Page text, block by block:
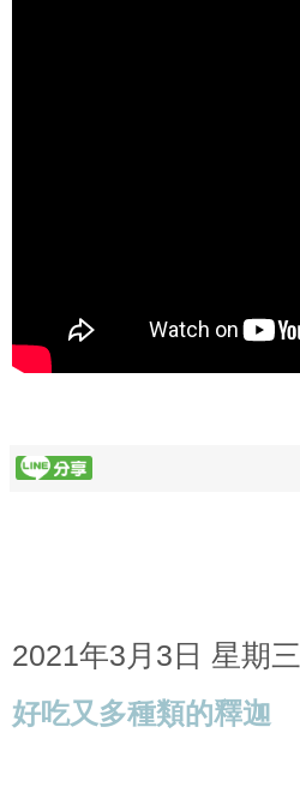
2021年3月3日 星期三
好吃又多種類的釋迦